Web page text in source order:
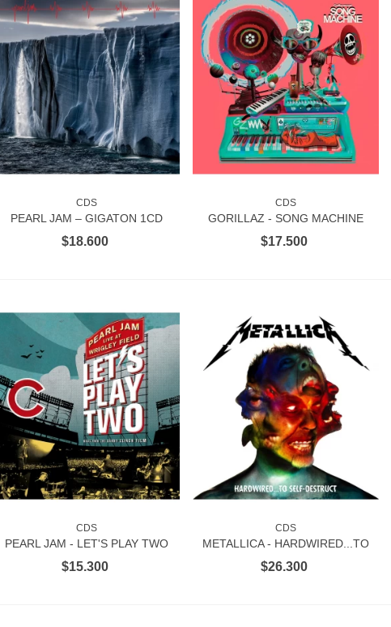
AÑADIR AL CARRITO
CDS
PEARL JAM – GIGATON 1CD
$18.600
AÑADIR AL CARRITO
CDS
GORILLAZ - SONG MACHINE
SEASON ONE 2CD
$17.500
AÑADIR AL CARRITO
CDS
PEARL JAM - LET'S PLAY TWO
1CD
$15.300
AÑADIR AL CARRITO
CDS
METALLICA - HARDWIRED...TO
SELF-DESTRUCT 3CD
$26.300